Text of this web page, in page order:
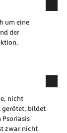
um eine
der
nicht
gerötet, bildet
Psoriasis
zwar nicht